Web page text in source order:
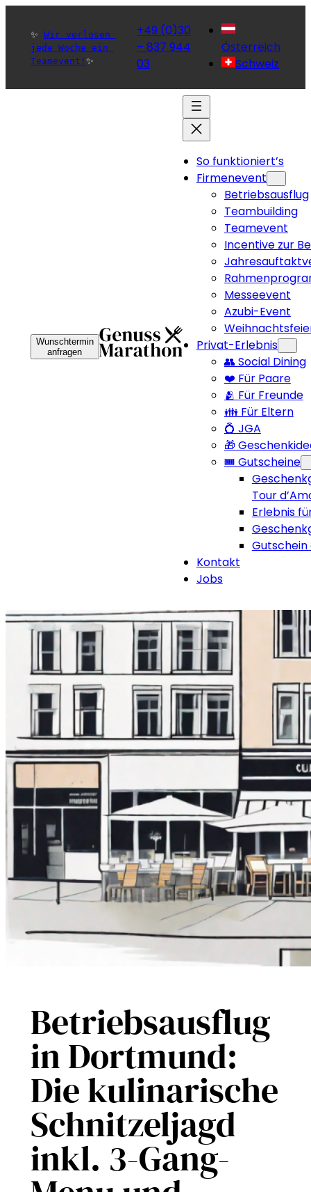
✨ Wir verlosen
jede Woche ein
Teamevent! ✨
+49 (0)30
– 837 944
03
Österreich
Schweiz
So funktioniert’s
Firmenevent
Betriebsausflug
Teambuilding
Teamevent
Incentive zur
Messeevent
Azubi-Event
Privat-Erlebnis
👥 Social Dining
❤️ Für Paare
🫂 Für Freunde
👪 Für Eltern
💍 JGA
🎁
🎟️ Gutscheine
Tour
Erlebnis
Gutschein
Kontakt
Jobs
Wunschtermin
anfragen
Betriebsausflug
in Dortmund:
Die kulinarische
Schnitzeljagd
inkl. 3-Gang-